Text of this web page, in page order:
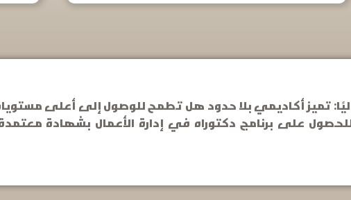
تميز أكاديمي بلا حدود هل تطمح للوصول إلى أعلى
على برنامج دكتوراه في إدارة الأعمال بشهادة